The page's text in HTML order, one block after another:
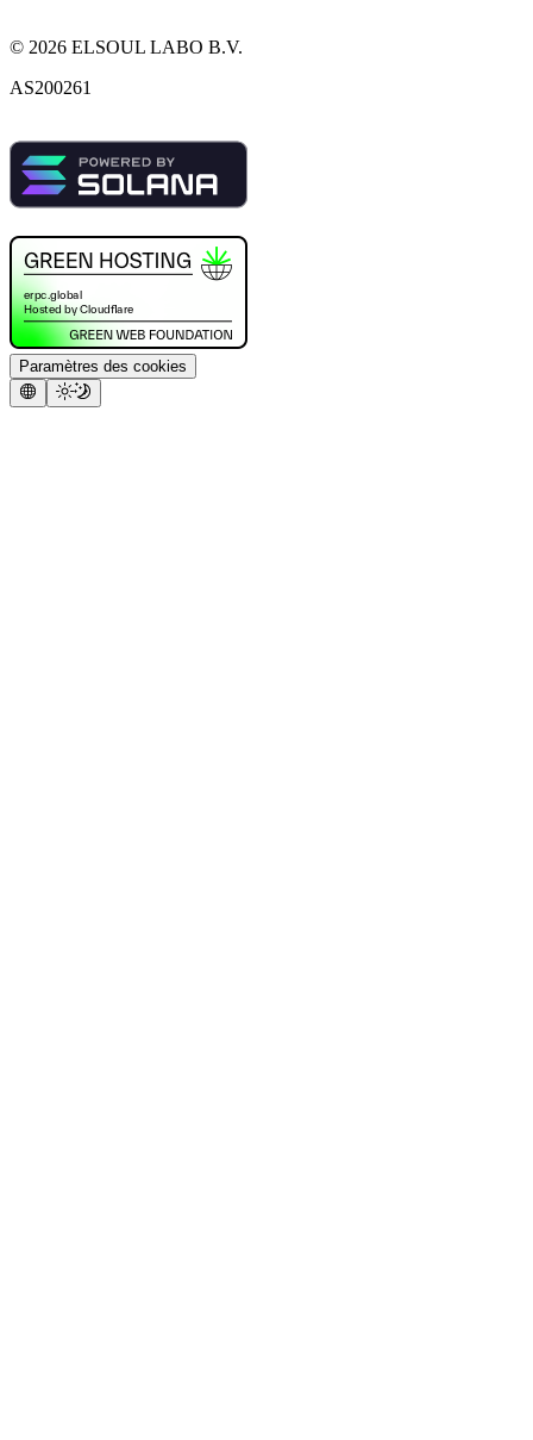
© 2026 ELSOUL LABO B.V.
AS200261
Paramètres des cookies